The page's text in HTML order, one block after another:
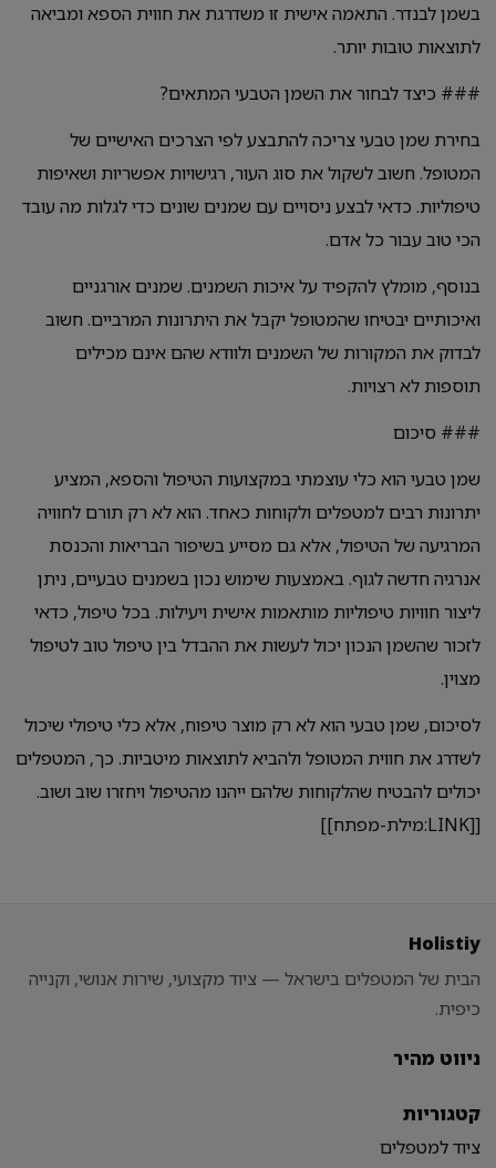
בשמן לבנדר. התאמה אישית זו משדרגת את חווית הספא ומביאה
לתוצאות טובות יותר.
### כיצד לבחור את השמן הטבעי המתאים?
בחירת שמן טבעי צריכה להתבצע לפי הצרכים האישיים של
המטופל. חשוב לשקול את סוג העור, רגישויות אפשריות ושאיפות
טיפוליות. כדאי לבצע ניסויים עם שמנים שונים כדי לגלות מה עובד
הכי טוב עבור כל אדם.
בנוסף, מומלץ להקפיד על איכות השמנים. שמנים אורגניים
ואיכותיים יבטיחו שהמטופל יקבל את היתרונות המרביים. חשוב
לבדוק את המקורות של השמנים ולוודא שהם אינם מכילים
תוספות לא רצויות.
### סיכום
שמן טבעי הוא כלי עוצמתי במקצועות הטיפול והספא, המציע
יתרונות רבים למטפלים ולקוחות כאחד. הוא לא רק תורם לחוויה
המרגיעה של הטיפול, אלא גם מסייע בשיפור הבריאות והכנסת
אנרגיה חדשה לגוף. באמצעות שימוש נכון בשמנים טבעיים, ניתן
ליצור חוויות טיפוליות מותאמות אישית ויעילות. בכל טיפול, כדאי
לזכור שהשמן הנכון יכול לעשות את ההבדל בין טיפול טוב לטיפול
מצוין.
לסיכום, שמן טבעי הוא לא רק מוצר טיפוח, אלא כלי טיפולי שיכול
לשדרג את חווית המטופל ולהביא לתוצאות מיטביות. כך, המטפלים
יכולים להבטיח שהלקוחות שלהם ייהנו מהטיפול ויחזרו שוב ושוב.
[[LINK:מילת-מפתח]]
Holistiy
הבית של המטפלים בישראל — ציוד מקצועי, שירות אנושי, וקנייה
כיפית.
ניווט מהיר
קטגוריות
ציוד למטפלים